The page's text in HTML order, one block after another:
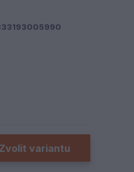
Zvolit variantu